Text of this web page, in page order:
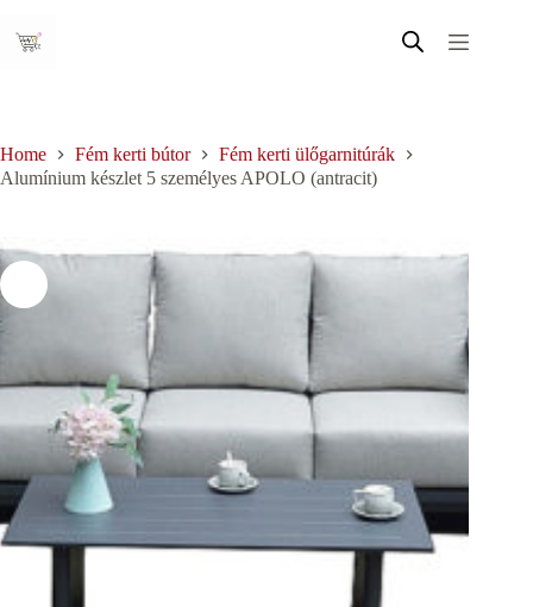
content
Home Fém kerti bútor
Fém kerti ülőgarnitúrák
Alumínium készlet 5 személyes APOLO (antracit)